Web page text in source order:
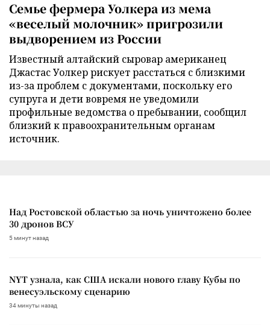
Семье фермера Уолкера из мема
«веселый молочник» пригрозили
выдворением из России
Известный алтайский сыровар американец
Джастас Уолкер рискует расстаться с близкими
из-за проблем с документами, поскольку его
супруга и дети вовремя не уведомили
профильные ведомства о пребывании, сообщил
близкий к правоохранительным органам
источник.
Над Ростовской областью за ночь уничтожено более
30 дронов ВСУ
5 минут назад
NYT узнала, как США искали нового главу Кубы по
венесуэльскому сценарию
34 минуты назад